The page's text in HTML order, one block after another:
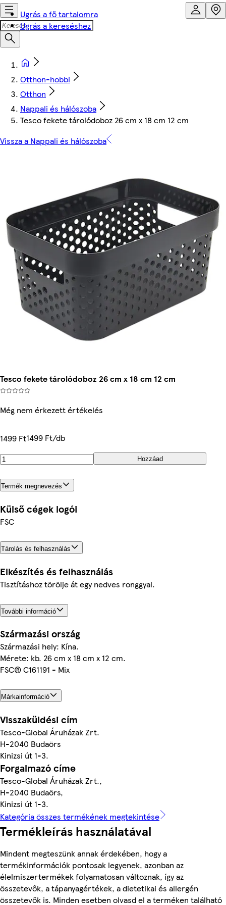
Ugrás a fő tartalomra
Ugrás a kereséshez
Otthon-hobbi
Otthon
Nappali és hálószoba
Tesco fekete tárolódoboz 26 cm x 18 cm 12 cm
Vissza a Nappali és hálószoba
Tesco fekete tárolódoboz 26 cm x 18 cm 12 cm
Még nem érkezett értékelés
1499 Ft1499 Ft/db
Hozzáad
Termék megnevezés
Külső cégek logói
FSC
Tárolás és felhasználás
Elkészítés és felhasználás
Tisztításhoz törölje át egy nedves ronggyal.
További információ
Származási ország
Származási hely: Kína.
Mérete: kb. 26 cm x 18 cm x 12 cm.
FSC® C161191 - Mix
Márkainformáció
Visszaküldési cím
Tesco-Global Áruházak Zrt.
H-2040 Budaörs
Kinizsi út 1-3.
Forgalmazó címe
Tesco-Global Áruházak Zrt.,
H-2040 Budaörs,
Kinizsi út 1-3.
Kategória összes termékének megtekintése
Termékleírás használatával
Mindent megteszünk annak érdekében, hogy a
termékinformációk pontosak legyenek, azonban az
élelmiszertermékek folyamatosan változnak, így az
összetevők, a tápanyagértékek, a dietetikai és allergén
összetevők is. Minden esetben olvasd el a terméken található